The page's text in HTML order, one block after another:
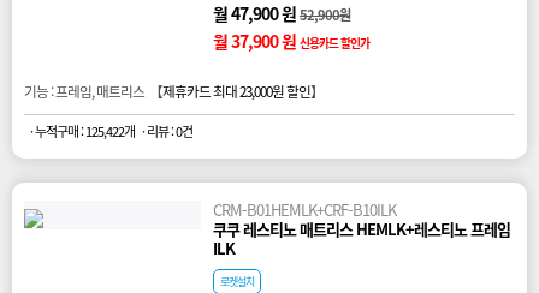
월 47,900 원52,900원
월 37,900 원 신용카드 할인가
기능 : 프레임, 매트리스 【제휴카드 최대 23,000원 할인】
· 누적구매 : 125,422개 · 리뷰 : 0건
CRM-B01HEMLK+CRF-B10ILK
쿠쿠 레스티노 매트리스 HEMLK+레스티노 프레임
ILK
로켓설치